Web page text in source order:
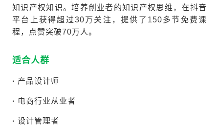
知识产权知识。培养创业者的知识产权思维，在抖音
平台上获得超过30万关注，提供了150多节免费课
程，点赞突破70万人。
适合人群
· 产品设计师
· 电商行业从业者
· 设计管理者